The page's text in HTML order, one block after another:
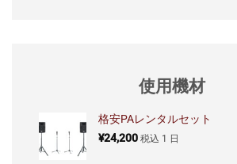
使用機材
格安PAレンタルセット
¥24,200 税込 1 日